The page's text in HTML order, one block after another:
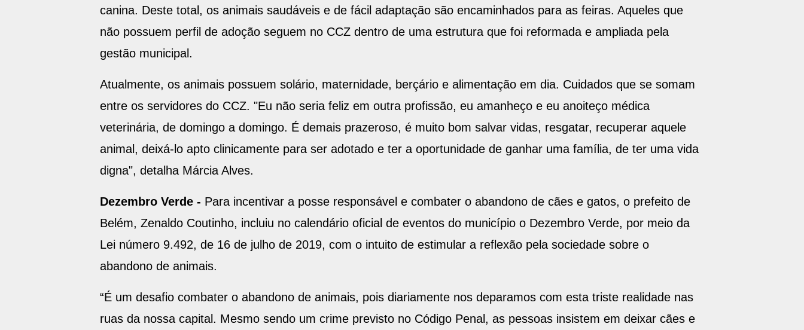
canina. Deste total, os animais saudáveis e de fácil adaptação são encaminhados para as feiras. Aqueles que
não possuem perfil de adoção seguem no CCZ dentro de uma estrutura que foi reformada e ampliada pela
gestão municipal.
Atualmente, os animais possuem solário, maternidade, berçário e alimentação em dia. Cuidados que se somam
entre os servidores do CCZ. "Eu não seria feliz em outra profissão, eu amanheço e eu anoiteço médica
veterinária, de domingo a domingo. É demais prazeroso, é muito bom salvar vidas, resgatar, recuperar aquele
animal, deixá-lo apto clinicamente para ser adotado e ter a oportunidade de ganhar uma família, de ter uma vida
digna", detalha Márcia Alves.
Dezembro Verde - Para incentivar a posse responsável e combater o abandono de cães e gatos, o prefeito de
Belém, Zenaldo Coutinho, incluiu no calendário oficial de eventos do município o Dezembro Verde, por meio da
Lei número 9.492, de 16 de julho de 2019, com o intuito de estimular a reflexão pela sociedade sobre o
abandono de animais.
“É um desafio combater o abandono de animais, pois diariamente nos deparamos com esta triste realidade nas
ruas da nossa capital. Mesmo sendo um crime previsto no Código Penal, as pessoas insistem em deixar cães e